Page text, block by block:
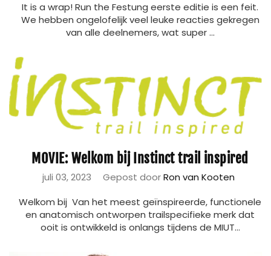
It is a wrap! Run the Festung eerste editie is een feit.
We hebben ongelofelijk veel leuke reacties gekregen
van alle deelnemers, wat super ...
MOVIE: Welkom bij Instinct trail inspired
juli 03, 2023 Gepost doorRon van Kooten
Welkom bij Van het meest geïnspireerde, functionele
en anatomisch ontworpen trailspecifieke merk dat
ooit is ontwikkeld is onlangs tijdens de MIUT...